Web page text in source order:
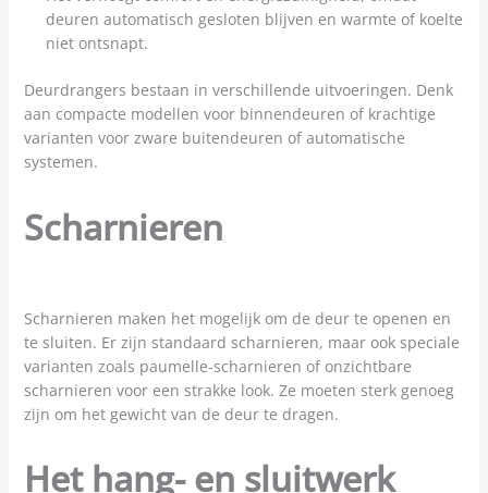
deuren automatisch gesloten blijven en warmte of koelte
niet ontsnapt.
Deurdrangers bestaan in verschillende uitvoeringen. Denk
aan compacte modellen voor binnendeuren of krachtige
varianten voor zware buitendeuren of automatische
systemen.
Scharnieren
Scharnieren maken het mogelijk om de deur te openen en
te sluiten. Er zijn standaard scharnieren, maar ook speciale
varianten zoals paumelle-scharnieren of onzichtbare
scharnieren voor een strakke look. Ze moeten sterk genoeg
zijn om het gewicht van de deur te dragen.
Het hang- en sluitwerk